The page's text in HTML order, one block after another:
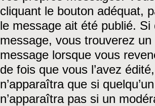
cliquant le bouton adéquat,
le message ait été publié. Si
message, vous trouverez
message lorsque vous
de fois que vous l’avez
n’apparaîtra que si
n’apparaîtra pas si un